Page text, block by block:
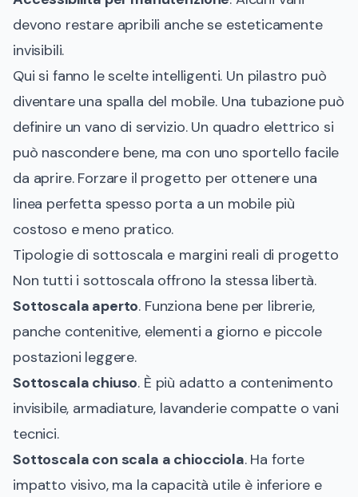
devono restare apribili anche se esteticamente
invisibili.
Qui si fanno le scelte intelligenti. Un pilastro può
diventare una spalla del mobile. Una tubazione può
definire un vano di servizio. Un quadro elettrico si
può nascondere bene, ma con uno sportello facile
da aprire. Forzare il progetto per ottenere una
linea perfetta spesso porta a un mobile più
costoso e meno pratico.
Tipologie di sottoscala e margini reali di progetto
Non tutti i sottoscala offrono la stessa libertà.
Sottoscala aperto. Funziona bene per librerie,
panche contenitive, elementi a giorno e piccole
postazioni leggere.
Sottoscala chiuso. È più adatto a contenimento
invisibile, armadiature, lavanderie compatte o vani
tecnici.
Sottoscala con scala a chiocciola. Ha forte
impatto visivo, ma la capacità utile è inferiore e